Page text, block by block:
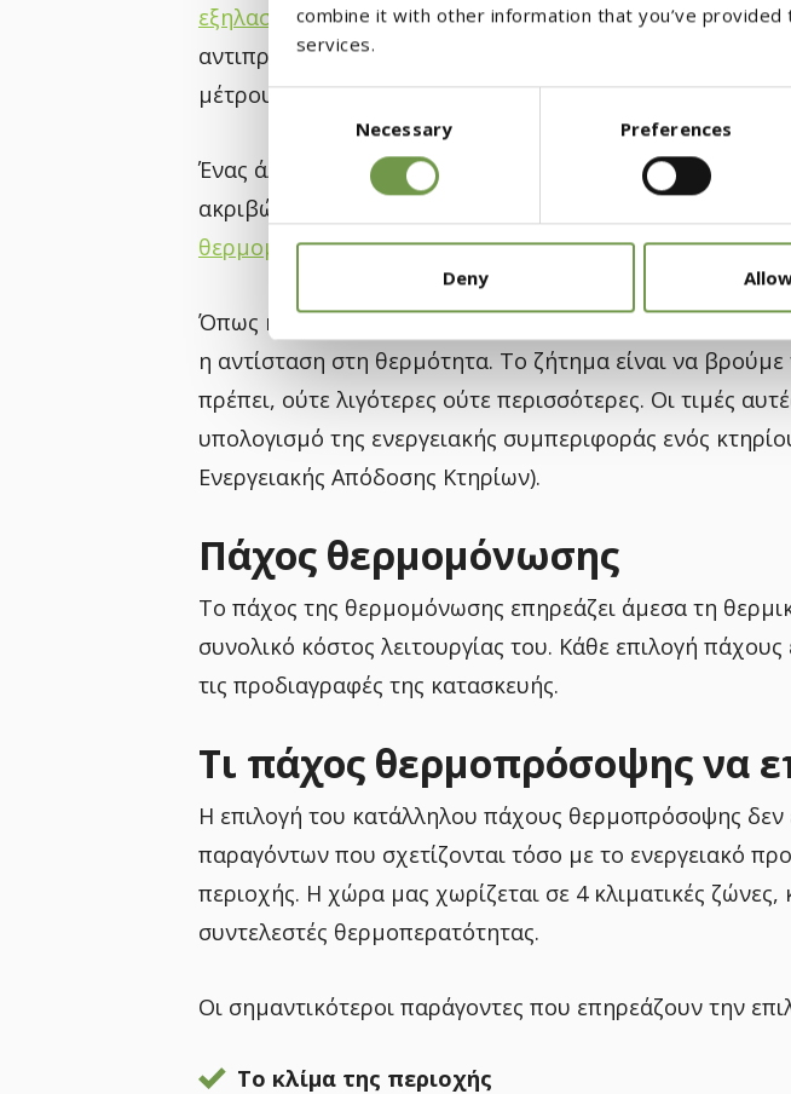
combine it with other information that you’ve
services.
Consent
Necessary Preferences
Deny
εξηλασμένη πολυστερίνη(δημοφιλή υλικά μόνωσης)
αντιπροσωπεύει την ποσότητα θερμότητας (σε Watt)
μέτρου, όταν η διαφορά θερμοκρασίας μεταξύ των
Ένας άλλος δείκτης που αξίζει να έχετε κατά νου, είναι ο
ακριβώς αντίστροφο του συντελεστή
θερμομονωτικές πλάκεςκαι όσο υψηλότερος αυτός ο
Όπως και να ‘χει, βλέπουμε ότι καθώς αυξάνεται το
η αντίσταση στη θερμότητα. Το ζήτημα είναι να
πρέπει, ούτε λιγότερες ούτε περισσότερες. Οι τιμές
υπολογισμό της ενεργειακής συμπεριφοράς ενός
Ενεργειακής Απόδοσης Κτηρίων).
Πάχος θερμομόνωσης
Το πάχος της θερμομόνωσης επηρεάζει άμεσα τη
συνολικό κόστος λειτουργίας του. Κάθε επιλογή
τις προδιαγραφές της κατασκευής.
Τι πάχος θερμοπρόσοψης να
Η επιλογή του κατάλληλου πάχους θερμοπρόσοψης δεν
παραγόντων που σχετίζονται τόσο με το ενεργειακό
περιοχής. Η χώρα μας χωρίζεται σε 4 κλιματικές
συντελεστές θερμοπερατότητας.
Οι σημαντικότεροι παράγοντες που επηρεάζουν την
Το κλίμα της περιοχής